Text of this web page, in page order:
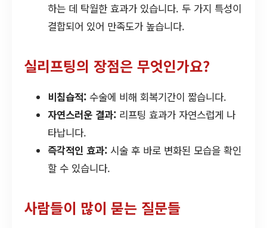
하는 데 탁월한 효과가 있습니다. 두 가지 특성이
결합되어 있어 만족도가 높습니다.
실리프팅의 장점은 무엇인가요?
비침습적: 수술에 비해 회복기간이 짧습니다.
자연스러운 결과: 리프팅 효과가 자연스럽게 나
타납니다.
즉각적인 효과: 시술 후 바로 변화된 모습을 확인
할 수 있습니다.
사람들이 많이 묻는 질문들